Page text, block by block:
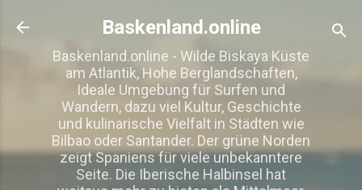
Direkt zum Hauptbereich
Baskenland.online
Baskenland.online - Wilde Biskaya Küste
am Atlantik, Hohe Berglandschaften,
Ideale Umgebung für Surfen und
Wandern, dazu viel Kultur, Geschichte
und kulinarische Vielfalt in Städten wie
Bilbao oder Santander. Der grüne Norden
zeigt Spaniens für viele unbekanntere
Seite. Die Iberische Halbinsel hat